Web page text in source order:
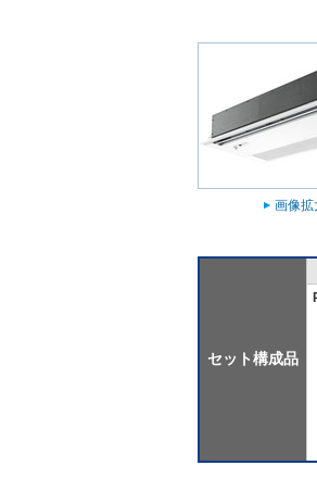
画像拡
セット構成品